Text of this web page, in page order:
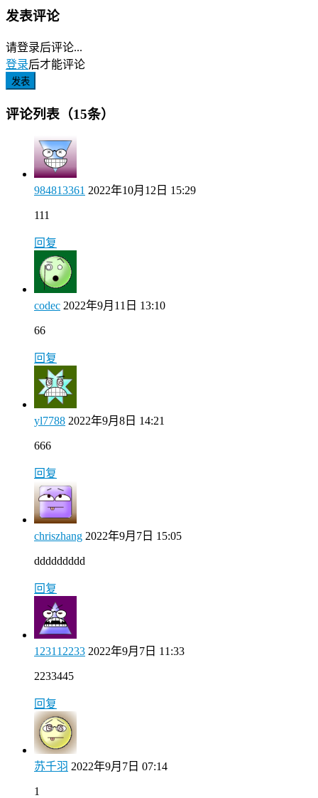
发表评论
请登录后评论...
登录后才能评论
发表
评论列表（15条）
984813361 2022年10月12日 15:29
111
回复
codec 2022年9月11日 13:10
66
回复
yl7788 2022年9月8日 14:21
666
回复
chriszhang 2022年9月7日 15:05
ddddddddd
回复
123112233 2022年9月7日 11:33
2233445
回复
苏千羽 2022年9月7日 07:14
1